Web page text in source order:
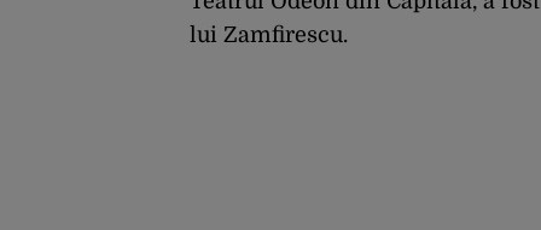
lui Zamfirescu.